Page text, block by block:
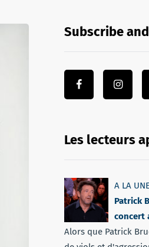
Subscribe
Les lecteurs
A LA
Patrick
concert
Alors que Patrick